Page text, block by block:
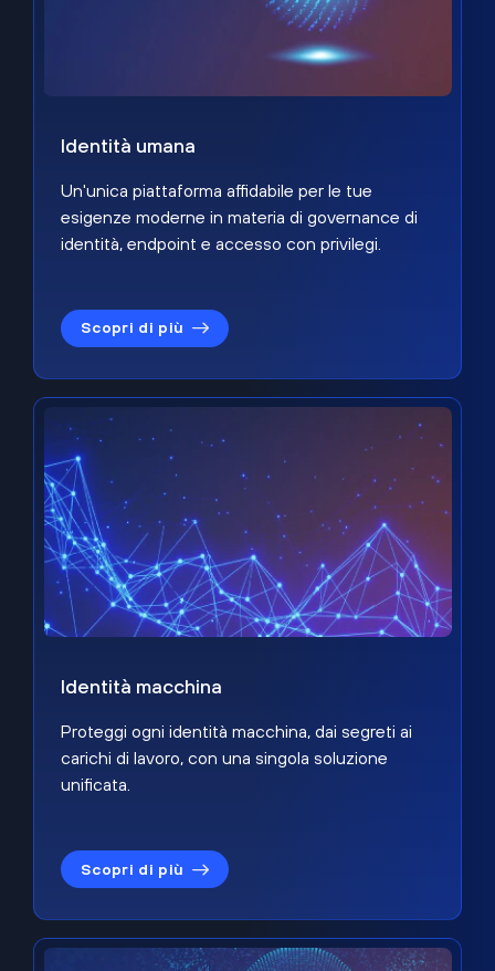
Identità umana
Un'unica piattaforma affidabile per le tue
esigenze moderne in materia di governance di
identità, endpoint e accesso con privilegi.
Scopri di più
Identità macchina
Proteggi ogni identità macchina, dai segreti ai
carichi di lavoro, con una singola soluzione
unificata.
Scopri di più